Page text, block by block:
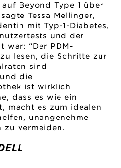
auf Beyond Type 1 über
Tessa Mellinger,
mit Typ-1-Diabetes,
und der
war: “Der PDM-
lesen, die Schritte zur
sind
die
ist wirklich
dass es wie ein
macht es zum idealen
unangenehme
zu vermeiden.